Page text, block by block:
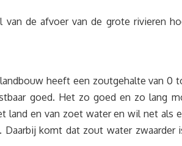
de afvoer van de grote rivieren
heeft een zoutgehalte van 0
goed. Het zo goed en zo lang
land en van zoet water en wil net als
komt dat zout water zwaarder